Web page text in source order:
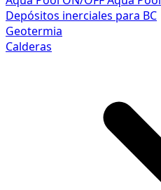
Depósitos inerciales para BC
Geotermia
Calderas